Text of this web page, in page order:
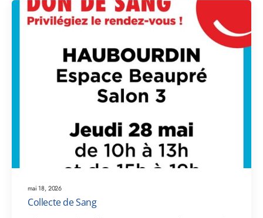
mai 18, 2026
Collecte de Sang